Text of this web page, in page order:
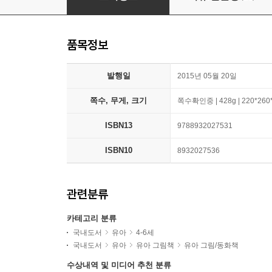
품목정보
발행일 2015년 05월 20일
쪽수, 무게, 크기 쪽수확인중 | 428g |
ISBN13 9788932027531
ISBN10 8932027536
관련분류
카테고리 분류
국내도서 유아
4-6세
국내도서
유아 유아 그림책 유아 그림/동화책
수상내역 및 미디어 추천 분류